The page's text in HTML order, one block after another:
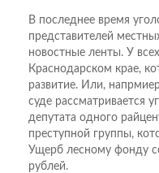
В последнее время
представителей
новостные ленты. У
Краснодарском крае,
развитие. Или,
суде рассматривается
депутата одного
преступной группы,
Ущерб лесному фонду
рублей.